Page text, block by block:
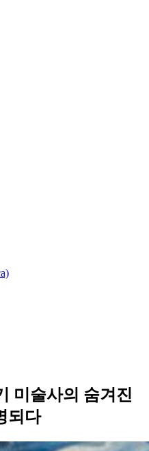
미술사의 숨겨진
되다